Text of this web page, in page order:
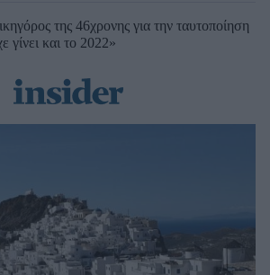
της 46χρονης για την ταυτοποίηση
γίνει και το 2022»